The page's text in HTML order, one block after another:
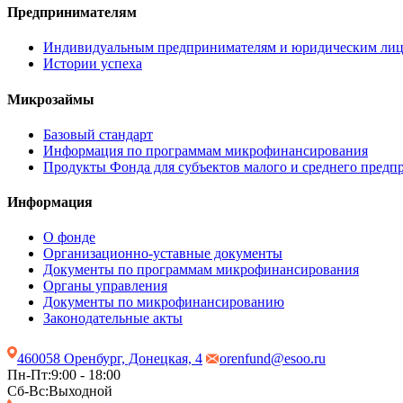
Предпринимателям
Индивидуальным предпринимателям и юридическим
Истории успеха
Микрозаймы
Базовый стандарт
Информация по программам микрофинансирования
Продукты Фонда для субъектов малого и среднего
Информация
О фонде
Организационно-уставные документы
Документы по программам микрофинансирования
Органы управления
Документы по микрофинансированию
Законодательные акты
460058 Оренбург, Донецкая, 4
orenfund@esoo.ru
Пн-Пт:9:00 - 18:00
Сб-Вс:Выходной